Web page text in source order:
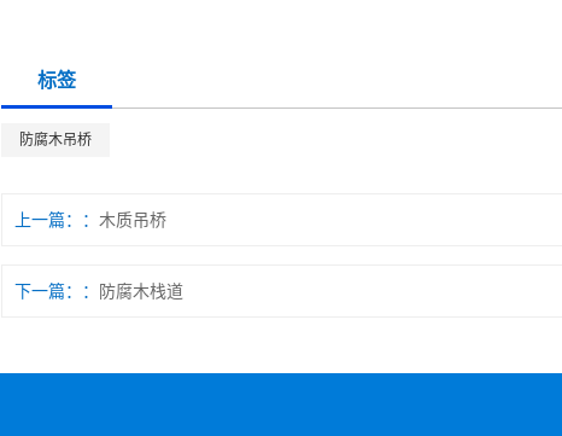
标签
防腐木吊桥
上一篇： 木质吊桥
下一篇： 防腐木栈道